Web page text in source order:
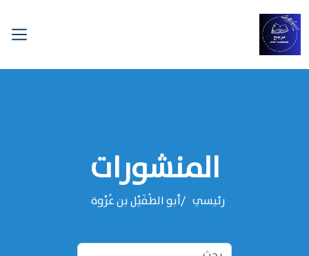
المنشورات
رئيسي ‌‌أبو الطُفَيْل بن عُرْوة